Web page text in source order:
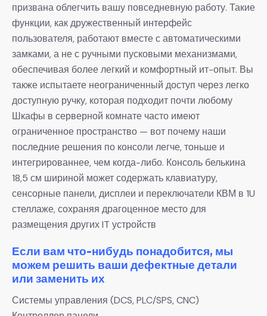
призвана облегчить вашу повседневную работу. Такие
функции, как дружественный интерфейс
пользователя, работают вместе с автоматическими
замками, а не с ручными пусковыми механизмами,
обеспечивая более легкий и комфортный ит-опыт. Вы
также испытаете неограниченный доступ через легко
доступную ручку, которая подходит почти любому
Шкафы в серверной комнате часто имеют
ограниченное пространство — вот почему наши
последние решения по консоли легче, тоньше и
интегрированнее, чем когда-либо. Консоль белькина
18,5 см шириной может содержать клавиатуру,
сенсорные панели, дисплеи и переключатели КВМ в 1U
стеллаже, сохраняя драгоценное место для
размещения других IT устройств
Если вам что-нибудь понадобится, мы
можем решить ваши дефектные детали
или заменить их
Системы управления (DCS, PLC/SPS, CNC)